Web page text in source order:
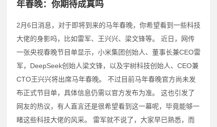
年春晚：你期待成真吗
2月6日消息，对于即将到来的马年春晚，你希望看到一些科技
大佬的身影吗，比如雷军、王兴兴、梁文锋等。 近日，网传
一张央视春晚节目单显示，小米集团创始人、董事长兼CEO雷
军，DeepSeek创始人梁文锋，以及宇树科技创始人、CEO兼
CTO王兴兴将出席马年春晚。 不过目前马年春晚官方尚未发
布正式节目单，具体信息仍需以官方发布为准。 这也引发了
网友的热议，有人直言还是很希望看到这一幕呢，毕竟能够一
睹这些科技大佬的风采。 雷军就不说了，大家早已熟悉，而